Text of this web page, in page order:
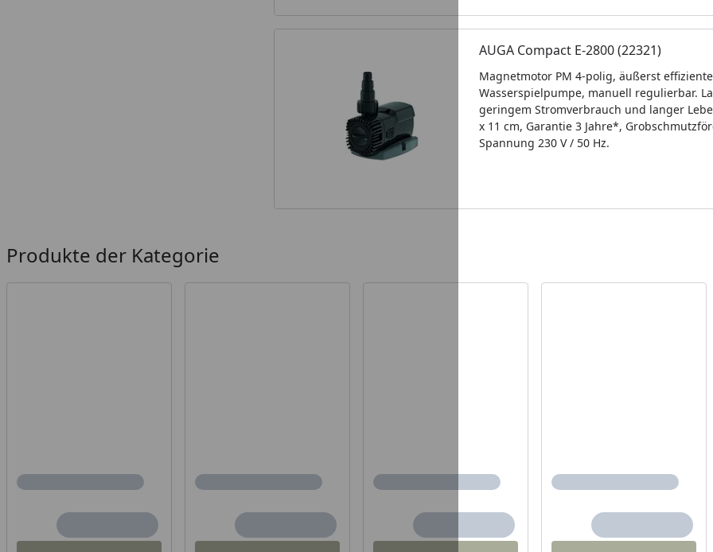
AUGA Compact E-2800 (22321)
Magnetmotor PM 4-polig, äußerst
Wasserspielpumpe, manuell regulierbar.
geringem Stromverbrauch und langer
x 11 cm, Garantie 3 Jahre*,
Spannung 230 V / 50 Hz.
Produkte der Kategorie